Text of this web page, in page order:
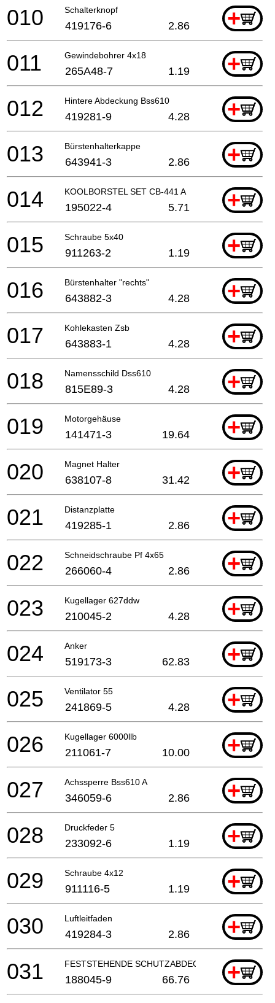
Schalterknopf +
010 419176-6 2.86
Gewindebohrer 4x18 +
011 265A48-7 1.19
Hintere Abdeckung Bss610 +
012 419281-9 4.28
Bürstenhalterkappe +
013 643941-3 2.86
KOOLBORSTEL SET CB-441 A +
014 195022-4 5.71
Schraube 5x40 +
015 911263-2 1.19
Bürstenhalter "rechts" +
016 643882-3 4.28
Kohlekasten Zsb +
017 643883-1 4.28
Namensschild Dss610 +
018 815E89-3 4.28
Motorgehäuse +
019 141471-3 19.64
Magnet Halter +
020 638107-8 31.42
Distanzplatte +
021 419285-1 2.86
Schneidschraube Pf 4x65 +
022 266060-4 2.86
Kugellager 627ddw +
023 210045-2 4.28
Anker +
024 519173-3 62.83
Ventilator 55 +
025 241869-5 4.28
Kugellager 6000llb +
026 211061-7 10.00
Achssperre Bss610 A +
027 346059-6 2.86
Druckfeder 5 +
028 233092-6 1.19
Schraube 4x12 +
029 911116-5 1.19
Luftleitfaden +
030 419284-3 2.86
FESTSTEHENDE SCHUTZABDECKUNG +
031 188045-9 66.76